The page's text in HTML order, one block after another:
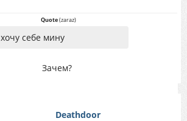
Quote(zaraz)
хочу себе мину
Зачем?
Deathdoor